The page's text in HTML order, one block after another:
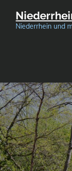
Niederrhein und